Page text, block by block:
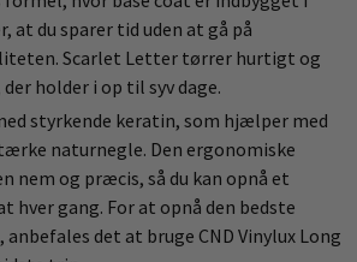
at du sparer tid uden at gå på
Scarlet Letter tørrer hurtigt og
holder i op til syv dage.
styrkende keratin, som hjælper med
naturnegle. Den ergonomiske
nem og præcis, så du kan opnå et
hver gang. For at opnå den bedste
det at bruge CND Vinylux Long